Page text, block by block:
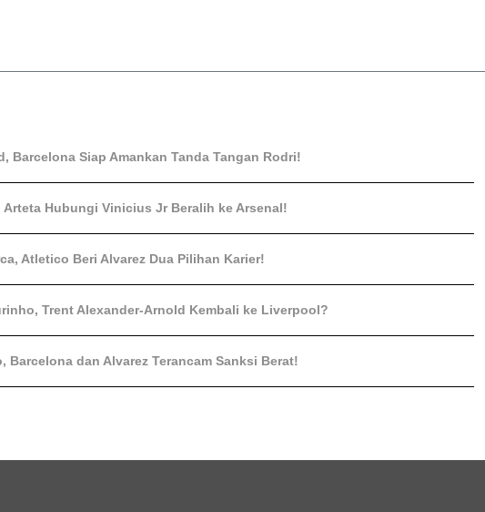
Barcelona Siap Amankan Tanda Tangan Rodri!
Arteta Hubungi Vinicius Jr Beralih ke Arsenal!
Atletico Beri Alvarez Dua Pilihan Karier!
Trent Alexander-Arnold Kembali ke Liverpool?
Barcelona dan Alvarez Terancam Sanksi Berat!